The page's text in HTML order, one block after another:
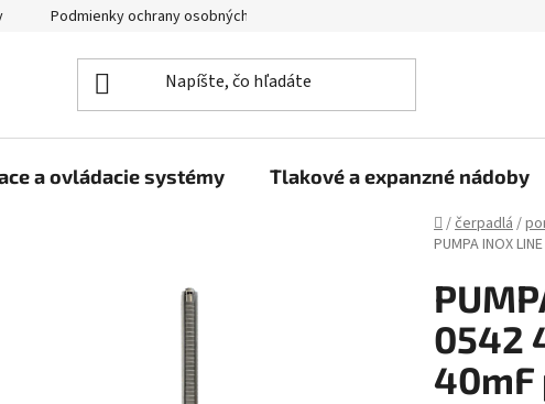
Podmienky ochrany osobných údajov
a ovládacie systémy Tlakové a expanzné nádoby
Domov
/čerpadlá/
PUMPA INOX
0542
40mF